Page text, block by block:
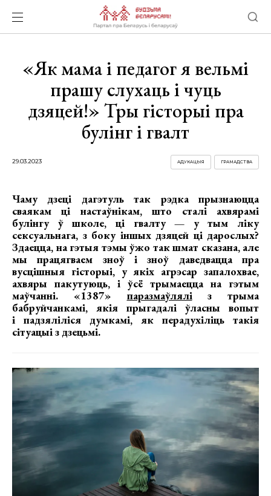
«Як мама і педагог я вельмі
прашу слухаць і чуць
дзяцей!» Тры гісторыі пра
булінг і гвалт
29.03.2023 ГРАМАДСТВА
АДУКАЦЫЯ
Чаму дзеці дагэтуль так рэдка прызнаюцца
сваякам ці настаўнікам, што сталі ахвярамі
булінгу ў школе, ці гвалту — у тым ліку
сексуальнага, з боку іншых дзяцей ці дарослых?
Здаецца, на гэтыя тэмы ўжо так шмат сказана, але
мы працягваем зноў і зноў даведвацца пра
вусцішныя гісторыі, у якіх агрэсар запалохвае,
ахвяры пакутуюць, і ўсё трымаецца на гэтым
маўчанні. «1387» паразмаўляліз трыма
бабруйчанкамі, якія прыгадалі ўласны вопыт
і падзяліліся думкамі, як перадухіліць такія
сітуацыі з дзецьмі.